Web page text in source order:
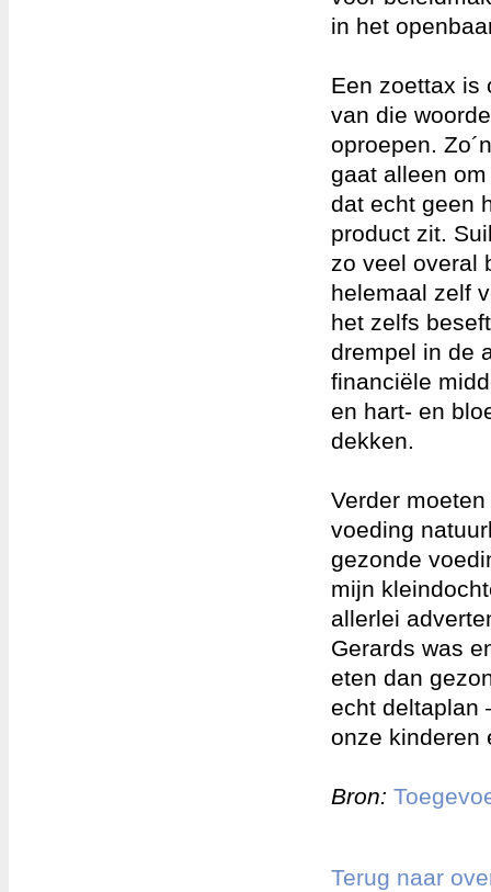
in het
Een zoettax is
van die
oproepen.
gaat alleen
dat echt geen
product zit.
zo veel overal
helemaal zelf
het zelfs
drempel in de
financiële
en hart- en
dekken.
Verder
voeding
gezonde
mijn
allerlei
Gerards was
eten dan
echt deltaplan
onze kinderen
Bron:
Terug naar